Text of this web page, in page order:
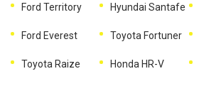
Ford Territory Hyundai Santafe
Ford Everest Toyota Fortuner
Toyota Raize Honda HR-V